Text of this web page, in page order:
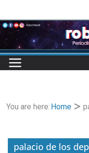
to
content
You are here: Home
palacio de los